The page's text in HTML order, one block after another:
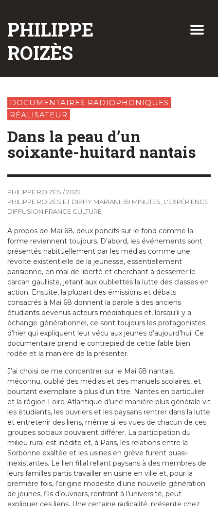
PHILIPPE
ROIZÈS
DOCUMENTAIRES RADIOPHONIQUES
RÉALISATEUR
Dans la peau d’un
soixante-huitard nantais
PHILIPPE ROIZÈS /2022
PHILIPPE ROIZÈS ET DIPHY MARIANI, 59 MINUTES, L'EXPÉRIENCE,
DIFFUSION FRANCE CULTURE
A propos de Mai 68, deux poncifs sur le fond comme la
forme reviennent toujours. D’abord, les événements sont
présentés habituellement par les médias comme une
révolte existentielle de la jeunesse, essentiellement
parisienne, en mal de liberté et cherchant à desserrer le
carcan gaulliste, jetant aux oubliettes la lutte des classes en
action. Ensuite, la plupart des émissions et débats
consacrés à Mai 68 donnent la parole à des anciens
étudiants devenus acteurs médiatiques et, lorsqu’il y a
échange générationnel, ce sont toujours les protagonistes
d’hier qui expliquent leur vécu aux jeunes d’aujourd’hui. Ce
documentaire prend le contrepied de cette fable bien
rodée et la manière de la présenter.
J’ai choisi de me concentrer sur le Mai 68 nantais,
méconnu, oublié des médias et des manuels scolaires, et
pourtant exemplaire à plus d’un titre. Nantes en particulier
et la région Loire-Atlantique d’une manière plus générale vit
les étudiants, les ouvriers et les paysans rentrer dans la lutte
et entretenir des liens, même si les vues de chacun de ces
groupes sociaux pouvaient différer. La participation du
milieu rural est inédite et, à Paris, les relations entre la
Sorbonne exaltée et les usines en grève furent quasi-
inexistantes. Le lien filial reliant paysans à des membres de
leurs familles partis travailler en usine en ville et, pour la
première fois, l’origine modeste d’une nouvelle génération
de jeunes, fils d’ouvriers, rentrant à l’université, peut
expliquer ces liens. Une certaine radicalité, présente chez